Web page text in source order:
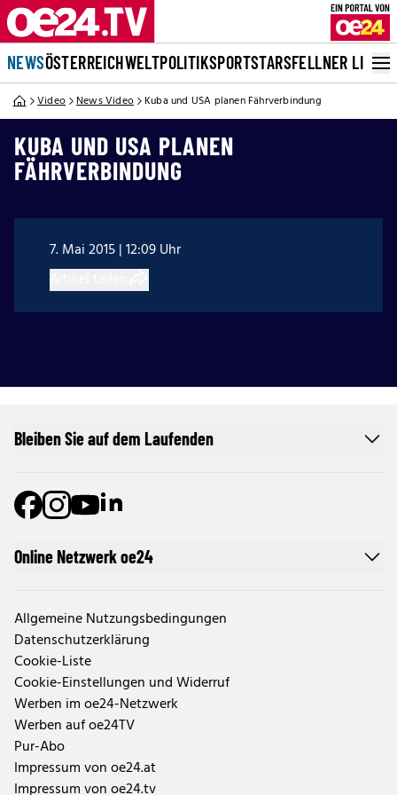
NEWSÖSTERREICHWELTPOLITIKSPORTSTARSFELLNER LIVE
Video News Video Kuba und USA planen Fährverbindung
KUBA UND USA PLANEN
FÄHRVERBINDUNG
7. Mai 2015 | 12:09 Uhr
Online Netzwerk oe24
Allgemeine Nutzungsbedingungen
Datenschutzerklärung
Cookie-Liste
Cookie-Einstellungen und Widerruf
Werben im oe24-Netzwerk
Werben auf oe24TV
Pur-Abo
Impressum von oe24.at
Impressum von oe24.tv
Bleiben Sie auf dem Laufenden